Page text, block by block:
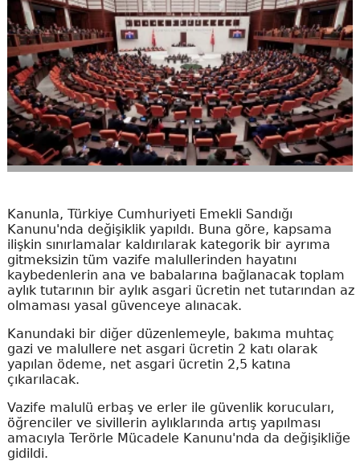
Kanunla, Türkiye Cumhuriyeti Emekli Sandığı
Kanunu'nda değişiklik yapıldı. Buna göre, kapsama
ilişkin sınırlamalar kaldırılarak kategorik bir ayrıma
gitmeksizin tüm vazife malullerinden hayatını
kaybedenlerin ana ve babalarına bağlanacak toplam
aylık tutarının bir aylık asgari ücretin net tutarından az
olmaması yasal güvenceye alınacak.
Kanundaki bir diğer düzenlemeyle, bakıma muhtaç
gazi ve malullere net asgari ücretin 2 katı olarak
yapılan ödeme, net asgari ücretin 2,5 katına
çıkarılacak.
Vazife malulü erbaş ve erler ile güvenlik korucuları,
öğrenciler ve sivillerin aylıklarında artış yapılması
amacıyla Terörle Mücadele Kanunu'nda da değişikliğe
gidildi.